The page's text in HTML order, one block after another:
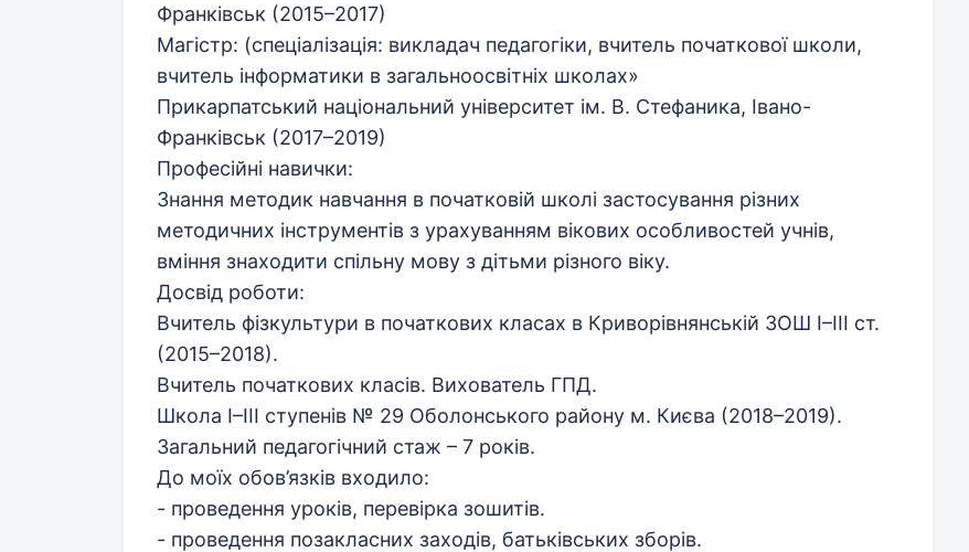
Франківськ (2015–2017)
Магістр: (спеціалізація: викладач педагогіки, вчитель початкової школи,
вчитель інформатики в загальноосвітніх школах»
Прикарпатський національний університет ім. В. Стефаника, Івано-
Франківськ (2017–2019)
Професійні навички:
Знання методик навчання в початковій школі застосування різних
методичних інструментів з урахуванням вікових особливостей учнів,
вміння знаходити спільну мову з дітьми різного віку.
Досвід роботи:
Вчитель фізкультури в початкових класах в Криворівнянській ЗОШ I–III ст.
(2015–2018).
Вчитель початкових класів. Вихователь ГПД.
Школа I–III cтупенів № 29 Оболонського району м. Києва (2018–2019).
Загальний педагогічний стаж – 7 років.
До моїх обов’язків входило:
- проведення уроків, перевірка зошитів.
- проведення позакласних заходів, батьківських зборів.